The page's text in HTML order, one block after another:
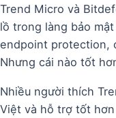
Trend Micro và
lồ trong làng bảo
endpoint protection,
Nhưng cái nào tốt
Nhiều người thích
Việt và hỗ trợ tốt